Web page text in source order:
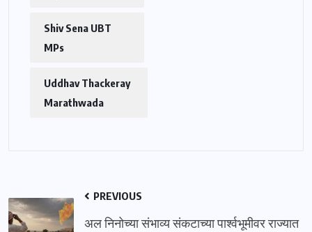
Shiv Sena UBT
MPs
Uddhav Thackeray
Marathwada
PREVIOUS
अल निनोच्या संभाव्य संकटाच्या पार्श्वभूमीवर राज्यात